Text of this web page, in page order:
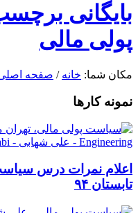
بایگانی
پولی مالی
مکان شما: خانه / صفحه
نمونه کارها
اعلام نمرات درس
تابستان ۹۴